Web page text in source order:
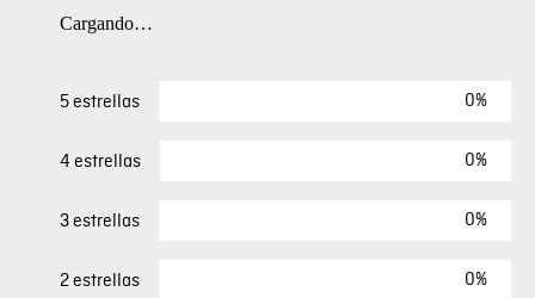
Cargando…
5 estrellas 0%
4 estrellas 0%
3 estrellas 0%
2 estrellas 0%